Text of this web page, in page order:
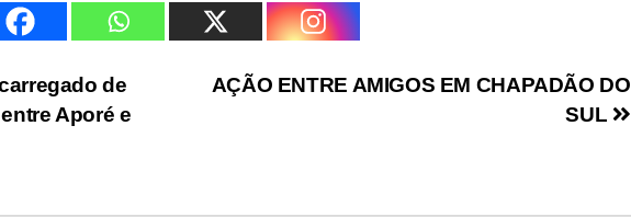
AÇÃO ENTRE AMIGOS EM CHAPADÃO DO
SUL
de
Aporé e